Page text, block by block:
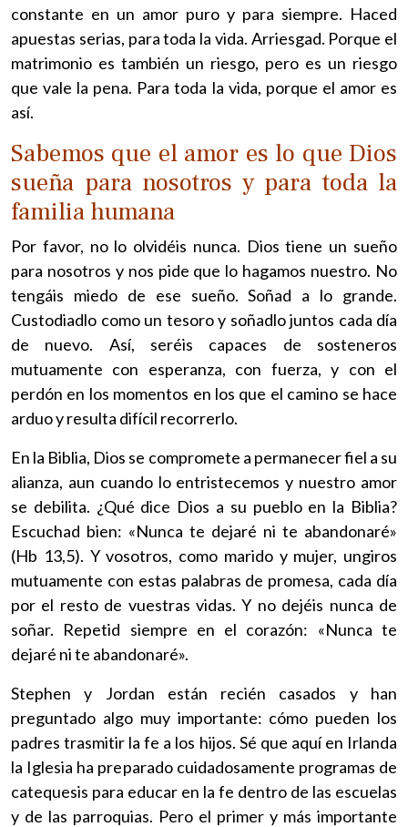
constante en un amor puro y para siempre. Haced
apuestas serias, para toda la vida. Arriesgad. Porque el
matrimonio es también un riesgo, pero es un riesgo
que vale la pena. Para toda la vida, porque el amor es
así.
Sabemos que el amor es lo que Dios
sueña para nosotros y para toda la
familia humana
Por favor, no lo olvidéis nunca. Dios tiene un sueño
para nosotros y nos pide que lo hagamos nuestro. No
tengáis miedo de ese sueño. Soñad a lo grande.
Custodiadlo como un tesoro y soñadlo juntos cada día
de nuevo. Así, seréis capaces de sosteneros
mutuamente con esperanza, con fuerza, y con el
perdón en los momentos en los que el camino se hace
arduo y resulta difícil recorrerlo.
En la Biblia, Dios se compromete a permanecer fiel a su
alianza, aun cuando lo entristecemos y nuestro amor
se debilita. ¿Qué dice Dios a su pueblo en la Biblia?
Escuchad bien: «Nunca te dejaré ni te abandonaré»
(Hb 13,5). Y vosotros, como marido y mujer, ungiros
mutuamente con estas palabras de promesa, cada día
por el resto de vuestras vidas. Y no dejéis nunca de
soñar. Repetid siempre en el corazón: «Nunca te
dejaré ni te abandonaré».
Stephen y Jordan están recién casados y han
preguntado algo muy importante: cómo pueden los
padres trasmitir la fe a los hijos. Sé que aquí en Irlanda
la Iglesia ha preparado cuidadosamente programas de
catequesis para educar en la fe dentro de las escuelas
y de las parroquias. Pero el primer y más importante